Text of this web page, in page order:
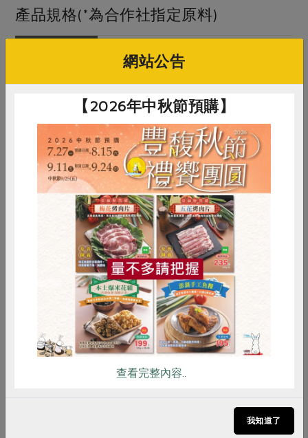
產品規格(*為合作社指定原料)
在來米粉(粉狀)-250g
農友/生產者 豐利食品廠股份有限公司
產地/原產地 台灣
淨重/數量 250公克
內容物 長秈白米(台中秈17號)
保存條件 陰涼乾燥、避光處儲存未開封保存1年
1. 以合作社指定之長秈白米採水磨、
冷凍乾燥製成 2. 可用於製作米苔目、
河粉、米粉、碗粿、蘿蔔糕使用
你可能有興趣的產品
RPET 食譜 減硝酸鹽
雞蛋 食安 共同購買
網站公告
【2026年中秋節預購】
查看完整內容..
我知道了